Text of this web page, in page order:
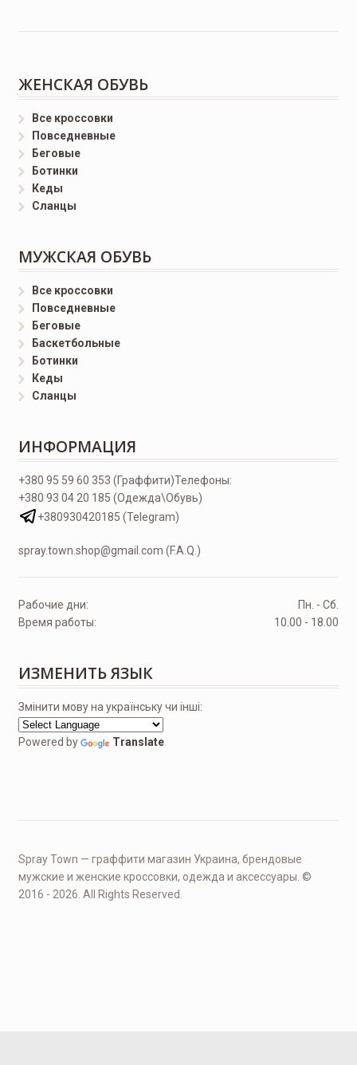
ЖЕНСКАЯ ОБУВЬ
Все кроссовки
Повседневные
Беговые
Ботинки
Кеды
Сланцы
МУЖСКАЯ ОБУВЬ
Все кроссовки
Повседневные
Беговые
Баскетбольные
Ботинки
Кеды
Сланцы
ИНФОРМАЦИЯ
Телефоны:
+380 95 59 60 353 (Граффити)
+380 93 04 20 185 (Одежда\Обувь)
+380930420185 (Telegram)
spray.town.shop@gmail.com (F.A.Q.)
Рабочие дни:
Пн. - Сб.
Время работы:
10.00 - 18.00
ИЗМЕНИТЬ ЯЗЫК
Змінити мову на українську чи інші:
Powered by Translate
Spray Town — граффити магазин Украина, брендовые
мужские и женские кроссовки, одежда и аксессуары. ©
2016 - 2026. All Rights Reserved.